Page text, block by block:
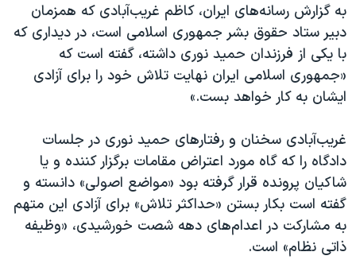
اعتراضات مردمی آبان ۹۸
اسرائیل در جنگ
نرگس محمدی برنده جایزه نوبل صلح
صفحه‌های ویژه
سفر پرزیدنت ترامپ به چین
به گزارش رسانه‌های ایران، کاظم غریب‌آبادی که همزمان
دبیر ستاد حقوق بشر جمهوری اسلامی است، در دیداری که
با یکی از فرزندان حمید نوری داشته، گفته است که
«جمهوری اسلامی ایران نهایت تلاش خود را برای آزادی
ایشان به کار خواهد بست.»
غریب‌آبادی سخنان و رفتارهای حمید نوری در جلسات
دادگاه را که گاه مورد اعتراض مقامات برگزار کننده و یا
شاکیان پرونده قرار گرفته بود «مواضع اصولی» دانسته و
گفته است بکار بستن «حداکثر تلاش» برای آزادی این متهم
به مشارکت در اعدام‌های دهه شصت خورشیدی، «وظیفه
ذاتی نظام» است.